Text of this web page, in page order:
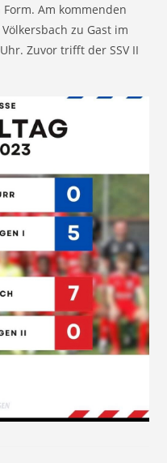
Am kommenden
zu Gast im
Zuvor trifft der SSV II